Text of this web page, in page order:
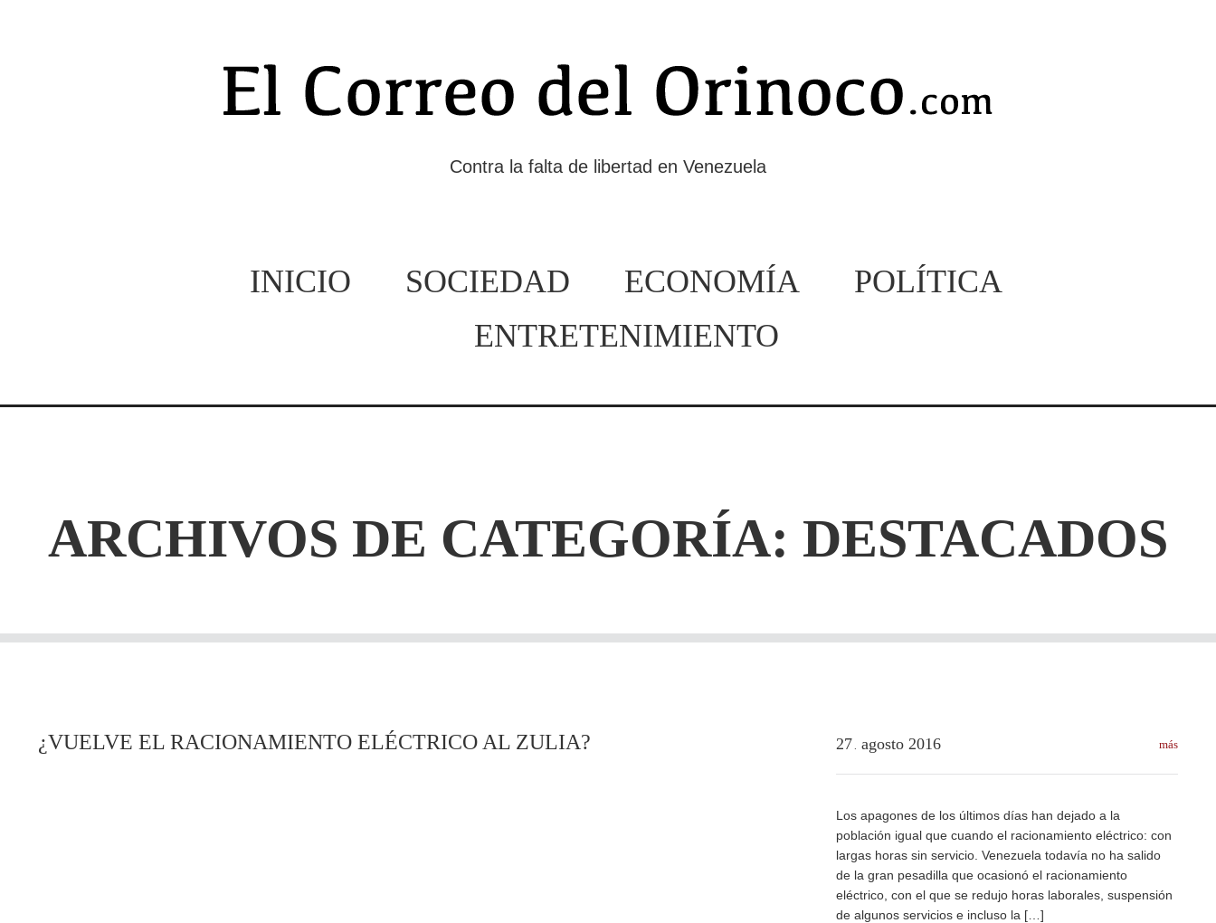
Contra la falta de libertad en Venezuela
INICIO SOCIEDAD ECONOMÍA
POLÍTICA
ENTRETENIMIENTO
ARCHIVOS DE CATEGORÍA: DESTACADOS
¿VUELVE EL RACIONAMIENTO ELÉCTRICO AL ZULIA? 27 agosto 2016
Los apagones de los últimos días han dejado a la
población igual que cuando el racionamiento eléctrico: con
largas horas sin servicio. Venezuela todavía no ha salido
de la gran pesadilla que ocasionó el racionamiento
eléctrico, con el que se redujo horas laborales, suspensión
de algunos servicios e incluso la […]
más